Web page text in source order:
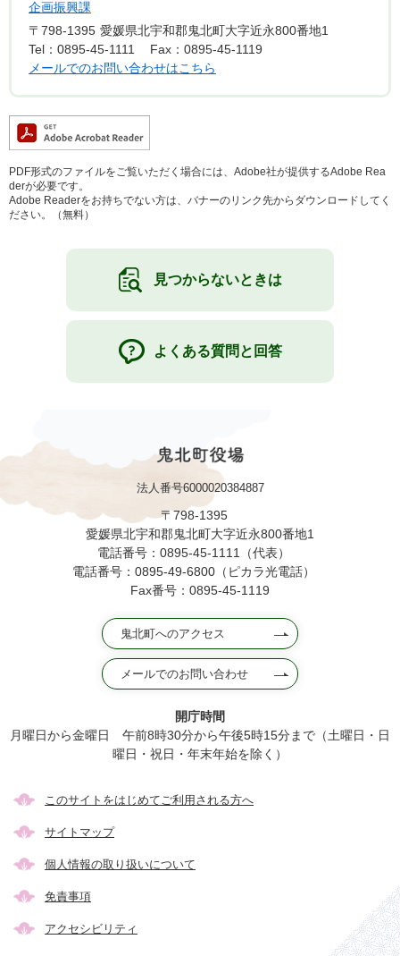
企画振興課
〒798-1395 愛媛県北宇和郡鬼北町大字近永800番地1
Tel：0895-45-1111
Fax：0895-45-1119
メールでのお問い合わせはこちら
PDF形式のファイルをご覧いただく場合には、Adobe社が提供するAdobe Rea
derが必要です。
Adobe Readerをお持ちでない方は、バナーのリンク先からダウンロードしてく
ださい。（無料）
見つからないときは
よくある質問と回答
法人番号6000020384887
〒798-1395
愛媛県北宇和郡鬼北町大字近永800番地1
電話番号：0895-45-1111（代表）
電話番号：0895-49-6800（ピカラ光電話）
Fax番号：0895-45-1119
鬼北町へのアクセス
メールでのお問い合わせ
開庁時間
月曜日から金曜日 午前8時30分から午後5時15分まで（土曜日・日
曜日・祝日・年末年始を除く）
このサイトをはじめてご利用される方へ
サイトマップ
個人情報の取り扱いについて
免責事項
アクセシビリティ